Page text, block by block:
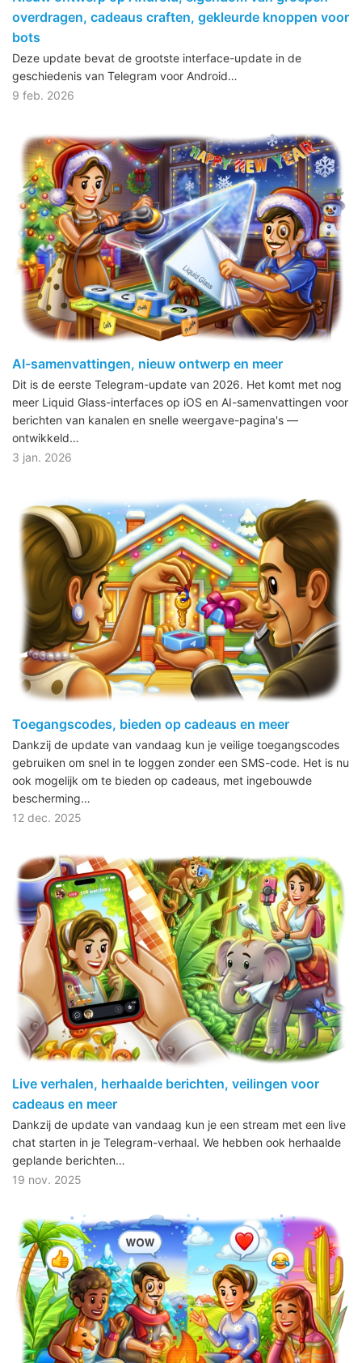
overdragen, cadeaus craften, gekleurde knoppen voor
bots
Deze update bevat de grootste interface-update in de
geschiedenis van Telegram voor Android…
9 feb. 2026
AI-samenvattingen, nieuw ontwerp en meer
Dit is de eerste Telegram-update van 2026. Het komt met nog
meer Liquid Glass-interfaces op iOS en AI-samenvattingen voor
berichten van kanalen en snelle weergave-pagina's —
ontwikkeld…
3 jan. 2026
Toegangscodes, bieden op cadeaus en meer
Dankzij de update van vandaag kun je veilige toegangscodes
gebruiken om snel in te loggen zonder een SMS-code. Het is nu
ook mogelijk om te bieden op cadeaus, met ingebouwde
bescherming…
12 dec. 2025
Live verhalen, herhaalde berichten, veilingen voor
cadeaus en meer
Dankzij de update van vandaag kun je een stream met een live
chat starten in je Telegram-verhaal. We hebben ook herhaalde
geplande berichten…
19 nov. 2025